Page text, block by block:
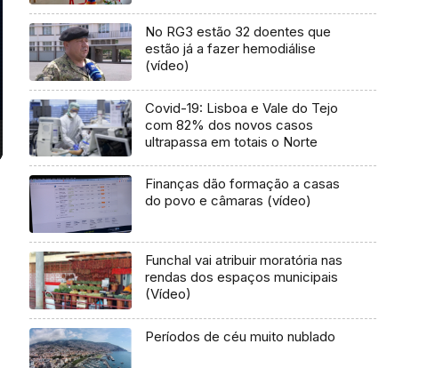
No RG3 estão 32 doentes que
estão já a fazer hemodiálise
(vídeo)
Covid-19: Lisboa e Vale do Tejo
com 82% dos novos casos
ultrapassa em totais o Norte
Finanças dão formação a casas
do povo e câmaras (vídeo)
Funchal vai atribuir moratória nas
rendas dos espaços municipais
(Vídeo)
Períodos de céu muito nublado